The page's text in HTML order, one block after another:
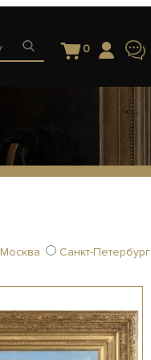
0
Москва Санкт-Петербург